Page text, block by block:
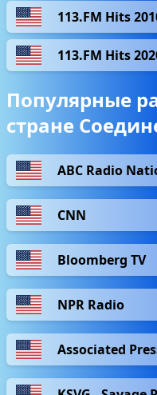
113.FM Hits
113.FM Hits
Популярные
стране
ABC Radio
CNN
Bloomberg TV
NPR Radio
Associated